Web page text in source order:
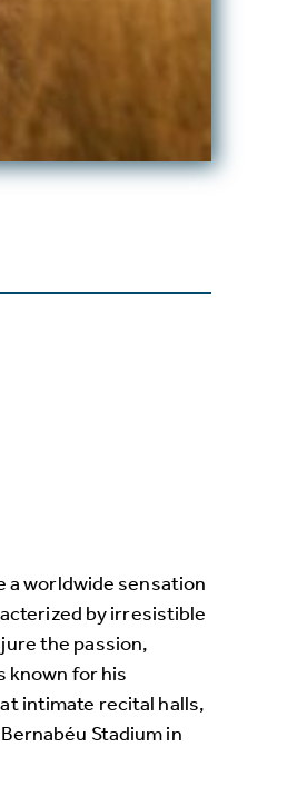
a worldwide sensation
by irresistible
the passion,
known for his
intimate recital halls,
Stadium in